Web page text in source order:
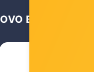
OVO BI VAS